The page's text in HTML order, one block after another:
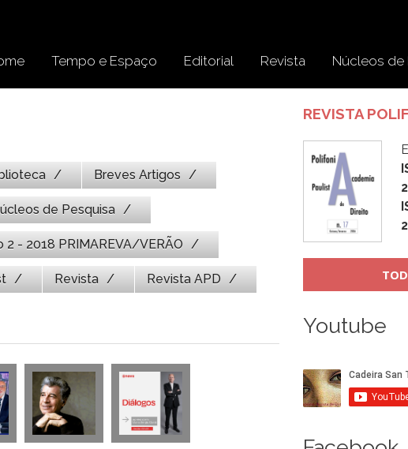
Tempo e Espaço Editorial Revista Núcleos de
Breves Artigos
de Pesquisa
2 - 2018 PRIMAREVA/VERÃO
Revista Revista APD
REVISTA
Youtube